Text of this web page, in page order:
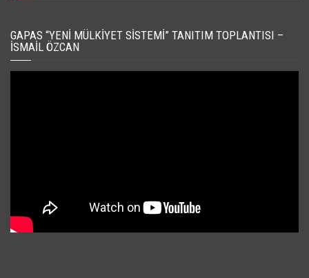
GAPAS “YENI MÜLKIYET SISTEMI” TANITIM TOPLANTISI –
İSMAIL ÖZCAN